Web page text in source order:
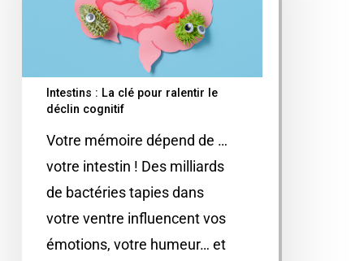
Intestins : La clé pour ralentir le
déclin cognitif
Votre mémoire dépend de …
votre intestin ! Des milliards
de bactéries tapies dans
votre ventre influencent vos
émotions, votre humeur… et